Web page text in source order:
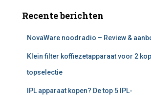
Recente berichten
NovaWare noodradio – Review &
Klein filter koffiezetapparaat voor 2
topselectie
IPL apparaat kopen? De top 5 IPL-